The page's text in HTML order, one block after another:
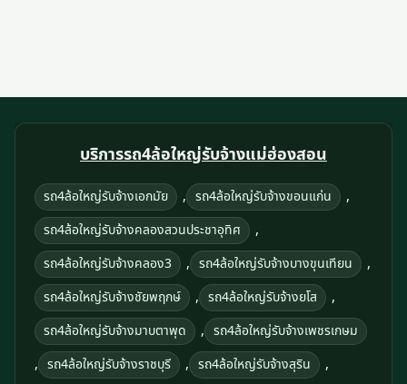
บริการรถ4ล้อใหญ่รับจ้างแม่ฮ่องสอน
รถ4ล้อใหญ่รับจ้างเอกมัย , รถ4ล้อใหญ่รับจ้างขอนแก่น ,
รถ4ล้อใหญ่รับจ้างคลองสวนประชาอุทิศ ,
รถ4ล้อใหญ่รับจ้างคลอง3 , รถ4ล้อใหญ่รับจ้างบางขุนเทียน ,
รถ4ล้อใหญ่รับจ้างชัยพฤกษ์ , รถ4ล้อใหญ่รับจ้างยโส ,
รถ4ล้อใหญ่รับจ้างมาบตาพุด , รถ4ล้อใหญ่รับจ้างเพชรเกษม
, รถ4ล้อใหญ่รับจ้างราชบุรี , รถ4ล้อใหญ่รับจ้างสุริน ,